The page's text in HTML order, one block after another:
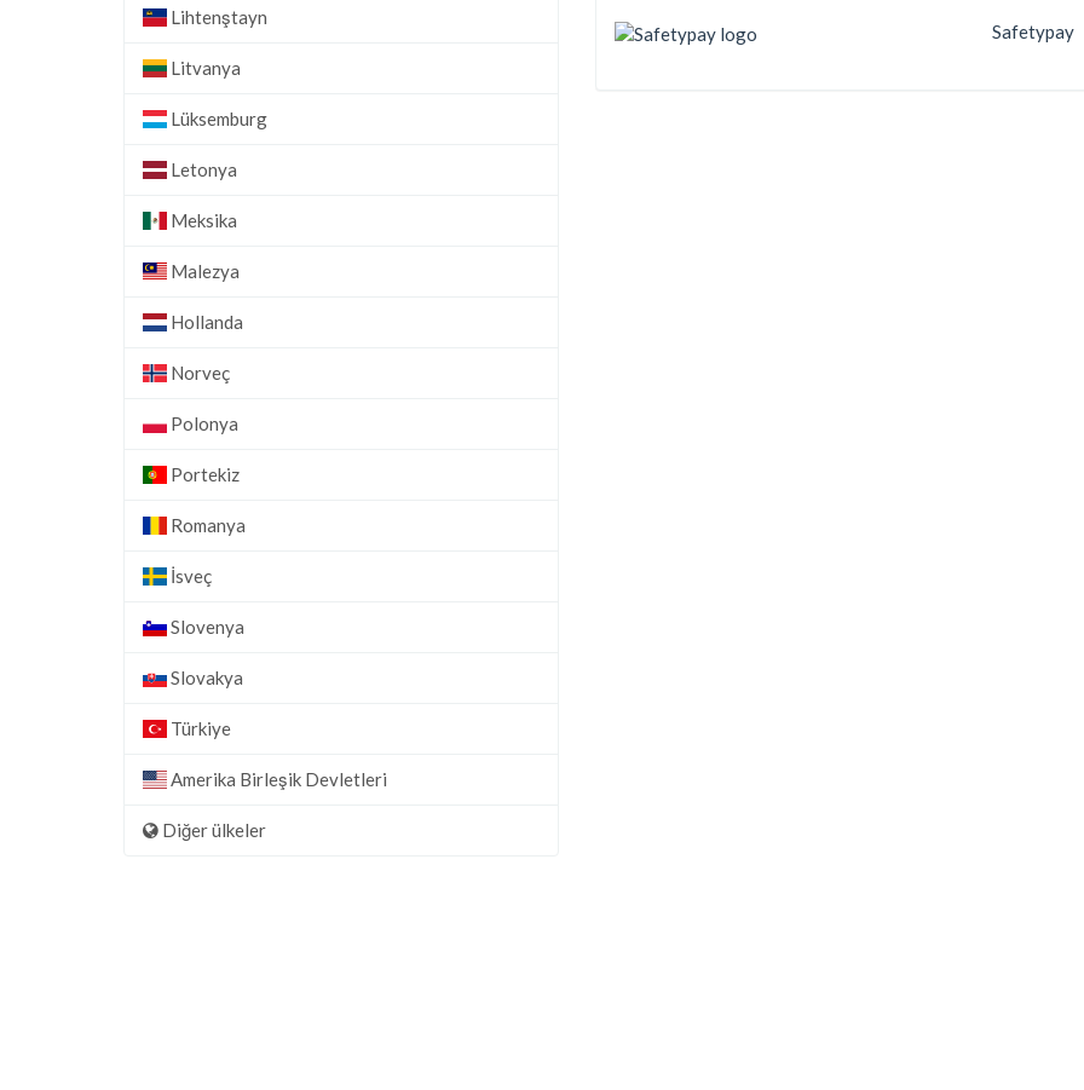
Lihtenştayn
Litvanya
Lüksemburg
Letonya
Meksika
Malezya
Hollanda
Norveç
Polonya
Portekiz
Romanya
İsveç
Slovenya
Slovakya
Türkiye
Amerika Birleşik Devletleri
Diğer ülkeler
Safetypay